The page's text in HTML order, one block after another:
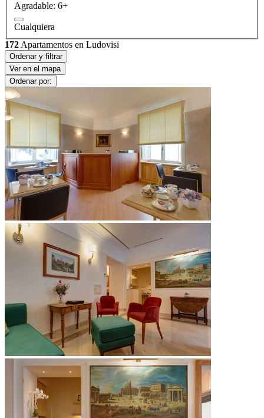
Agradable: 6+
Cualquiera
172 Apartamentos en Ludovisi
Ordenar y filtrar
Ver en el mapa
Ordenar por: